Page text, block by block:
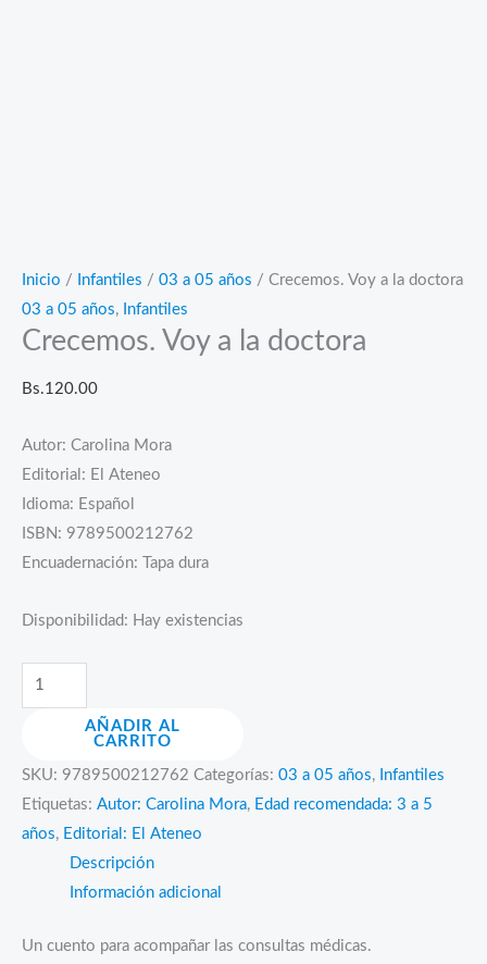
Inicio / Infantiles / 03 a 05 años / Crecemos. Voy a la doctora
03 a 05 años, Infantiles
Crecemos. Voy a la doctora
Bs.120.00
Autor: Carolina Mora
Editorial: El Ateneo
Idioma: Español
ISBN: 9789500212762
Encuadernación: Tapa dura
Disponibilidad: Hay existencias
Crecemos.
Voy
la
doctora
cantidad
AÑADIR AL
CARRITO
SKU: 9789500212762 Categorías: 03 a 05 años, Infantiles
Etiquetas: Autor: Carolina Mora, Edad recomendada: 3 a 5
años, Editorial: El Ateneo
Descripción
Información adicional
Un cuento para acompañar las consultas médicas.